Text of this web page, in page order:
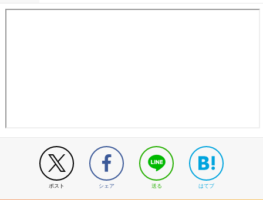
ポスト シェア 送る はてブ